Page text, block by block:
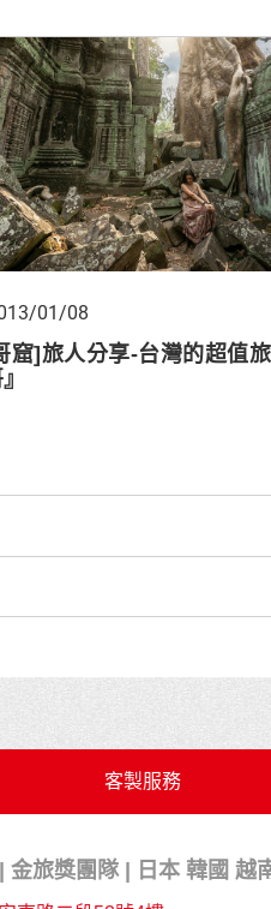
窟]旅人分享-台灣的超值
01/08
客製服務
金旅獎團隊 | 日本 韓國 越